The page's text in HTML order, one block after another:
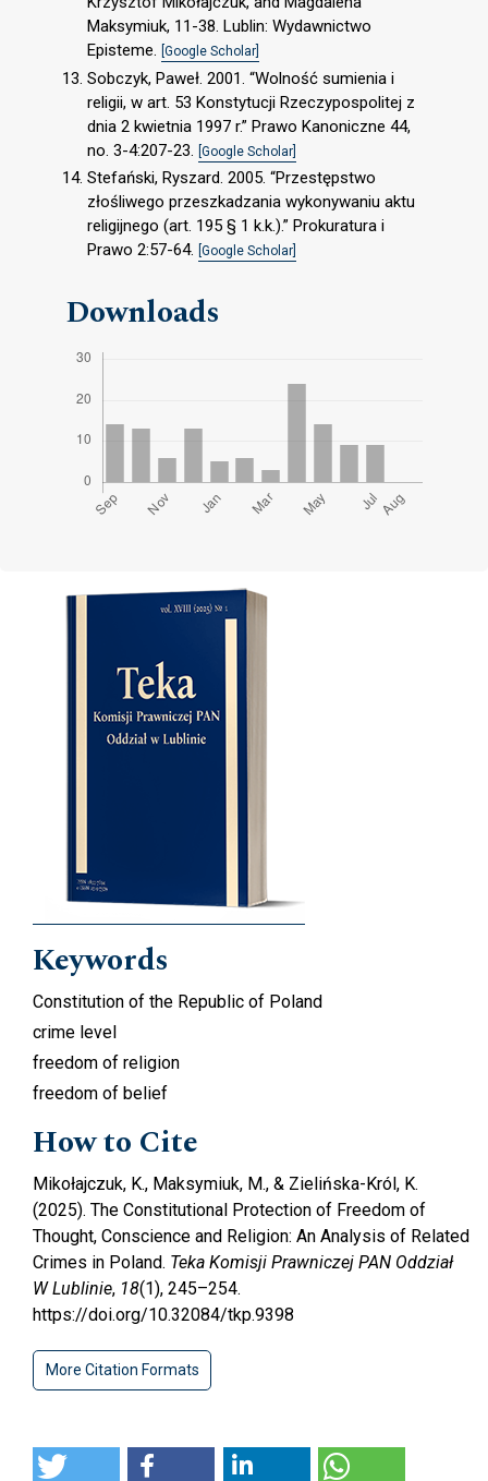
Maksymiuk, 11-38. Lublin: Wydawnictwo
Episteme. [Google Scholar]
Sobczyk, Paweł. 2001. “Wolność sumienia i
religii, w art. 53 Konstytucji Rzeczypospolitej z
dnia 2 kwietnia 1997 r.” Prawo Kanoniczne 44,
no. 3-4:207-23.
[Google Scholar]
Stefański, Ryszard. 2005. “Przestępstwo
złośliwego przeszkadzania wykonywaniu aktu
religijnego (art. 195 § 1 k.k.).” Prokuratura i
Prawo 2:57-64. [Google Scholar]
Downloads
Cover image
Keywords
Constitution of the Republic of Poland
crime level
freedom of religion
freedom of belief
How to Cite
Mikołajczuk, K., Maksymiuk, M., & Zielińska-Król, K.
(2025). The Constitutional Protection of Freedom of
Thought, Conscience and Religion: An Analysis of Related
Crimes in Poland. Teka Komisji Prawniczej PAN Oddział
W Lublinie, 18(1), 245–254.
https://doi.org/10.32084/tkp.9398
More Citation Formats